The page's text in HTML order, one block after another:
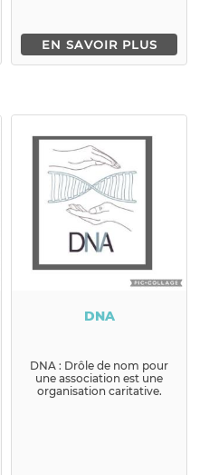
EN SAVOIR PLUS
DNA
DNA : Drôle de nom pour
une association est une
organisation caritative.